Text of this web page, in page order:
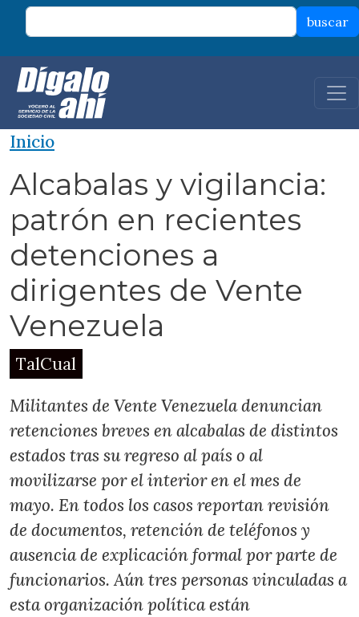
Pasar al contenido principal
buscar
Inicio
Alcabalas y vigilancia:
patrón en recientes
detenciones a
dirigentes de Vente
Venezuela
TalCual
Militantes de Vente Venezuela denuncian
retenciones breves en alcabalas de distintos
estados tras su regreso al país o al
movilizarse por el interior en el mes de
mayo. En todos los casos reportan revisión
de documentos, retención de teléfonos y
ausencia de explicación formal por parte de
funcionarios. Aún tres personas vinculadas a
esta organización política están